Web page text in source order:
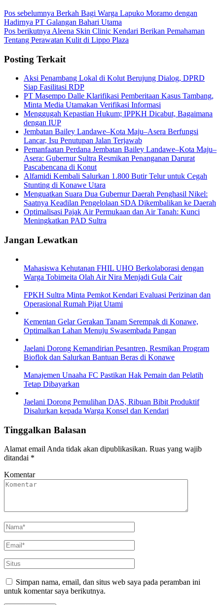
Pos sebelumnya Berkah Bagi Warga Lapuko Moramo dengan
Hadirnya PT Galangan Bahari Utama
Pos berikutnya Aleena Skin Clinic Kendari Berikan Pemahaman
Tentang Perawatan Kulit di Lippo Plaza
Posting Terkait
Aksi Penambang Lokal di Kolut Berujung Dialog, DPRD
Siap Fasilitasi RDP
PT Masempo Dalle Klarifikasi Pemberitaan Kasus Tambang,
Minta Media Utamakan Verifikasi Informasi
Menggugah Kepastian Hukum; IPPKH Dicabut, Bagaimana
dengan IUP
Jembatan Bailey Landawe–Kota Maju–Asera Berfungsi
Lancar, Isu Penutupan Jalan Terjawab
Pemanfaatan Perdana Jembatan Bailey Landawe–Kota Maju–
Asera: Gubernur Sultra Resmikan Penanganan Darurat
Pascabencana di Konut
Alfamidi Kembali Salurkan 1.800 Butir Telur untuk Cegah
Stunting di Konawe Utara
Menguatkan Suara Dua Gubernur Daerah Penghasil Nikel:
Saatnya Keadilan Pengelolaan SDA Dikembalikan ke Daerah
Optimalisasi Pajak Air Permukaan dan Air Tanah: Kunci
Meningkatkan PAD Sultra
Jangan Lewatkan
Mahasiswa Kehutanan FHIL UHO Berkolaborasi dengan
Warga Tobimeita Olah Air Nira Menjadi Gula Cair
FPKH Sultra Minta Pemkot Kendari Evaluasi Perizinan dan
Operasional Rumah Pijat Utami
Kementan Gelar Gerakan Tanam Serempak di Konawe,
Optimalkan Lahan Menuju Swasembada Pangan
Jaelani Dorong Kemandirian Pesantren, Resmikan Program
Bioflok dan Salurkan Bantuan Beras di Konawe
Manajemen Unaaha FC Pastikan Hak Pemain dan Pelatih
Tetap Dibayarkan
Jaelani Dorong Pemulihan DAS, Ribuan Bibit Produktif
Disalurkan kepada Warga Konsel dan Kendari
Tinggalkan Balasan
Alamat email Anda tidak akan dipublikasikan. Ruas yang wajib
ditandai *
Komentar
Simpan nama, email, dan situs web saya pada peramban ini
untuk komentar saya berikutnya.